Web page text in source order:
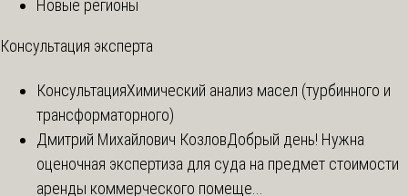
Новые регионы
Консультация эксперта
КонсультацияХимический анализ масел (турбинного и
трансформаторного)
Дмитрий Михайлович КозловДобрый день! Нужна
оценочная экспертиза для суда на предмет стоимости
аренды коммерческого помеще...